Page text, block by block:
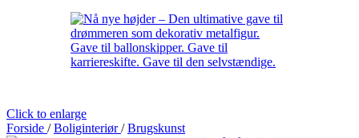
Click to enlarge
Forside / Boliginteriør/ Brugskunst